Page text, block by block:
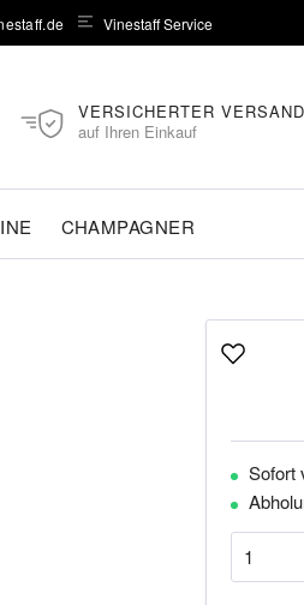
Vinestaff Service
VERSICHERTER VERSAND
auf Ihren Einkauf
CHAMPAGNER
Sofort